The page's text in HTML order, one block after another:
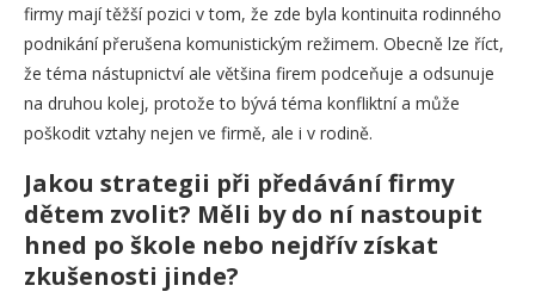
firmy mají těžší pozici v tom, že zde byla kontinuita rodinného
podnikání přerušena komunistickým režimem. Obecně lze říct,
že téma nástupnictví ale většina firem podceňuje a odsunuje
na druhou kolej, protože to bývá téma konfliktní a může
poškodit vztahy nejen ve firmě, ale i v rodině.
Jakou strategii při předávání firmy
dětem zvolit? Měli by do ní nastoupit
hned po škole nebo nejdřív získat
zkušenosti jinde?